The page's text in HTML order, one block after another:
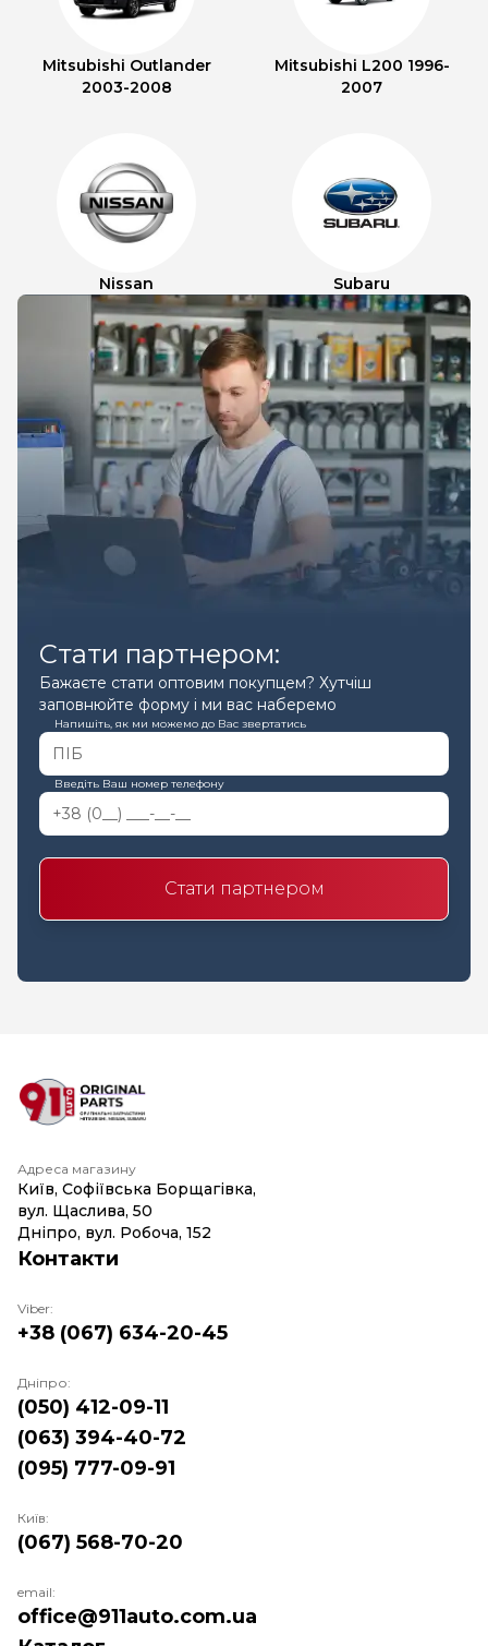
Mitsubishi Outlander
2003-2008
Mitsubishi L200 1996-
2007
Nissan Subaru
Стати партнером:
Бажаєте стати оптовим покупцем? Хутчіш
заповнюйте форму і ми вас наберемо
Напишіть, як ми можемо до Вас звертатись
Введіть Ваш номер телефону
Стати партнером
Адреса магазину
Київ, Софіївська Борщагівка,
вул. Щаслива, 50
Дніпро, вул. Робоча, 152
Контакти
Viber:
+38 (067) 634-20-45
Дніпро:
(050) 412-09-11
(063) 394-40-72
(095) 777-09-91
Київ:
(067) 568-70-20
email:
office@911auto.com.ua